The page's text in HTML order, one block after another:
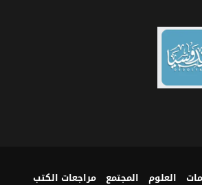
العلوم المجتمع مراجعات الكتب